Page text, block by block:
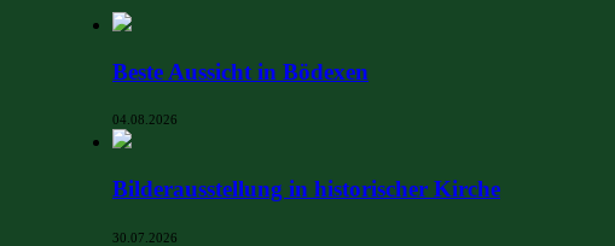
Beste Aussicht in Bödexen
04.08.2026
Bilderausstellung in historischer Kirche
30.07.2026